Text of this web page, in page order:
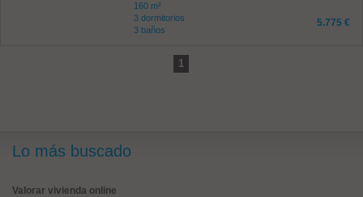
160 m²
3 dormitorios
3 baños
5.775 €
1
Lo más buscado
Valorar vivienda online